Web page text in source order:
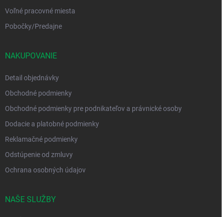
Voľné pracovné miesta
Pobočky/Predajne
NAKUPOVANIE
Detail objednávky
Obchodné podmienky
Obchodné podmienky pre podnikateľov a právnické osoby
Dodacie a platobné podmienky
Reklamačné podmienky
Odstúpenie od zmluvy
Ochrana osobných údajov
NAŠE SLUŽBY